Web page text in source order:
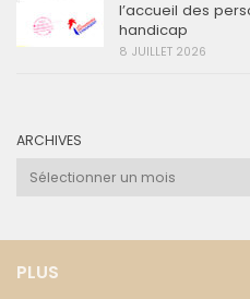
l’accueil des
handicap
8 JUILLET 2026
ARCHIVES
Archives
PLUS